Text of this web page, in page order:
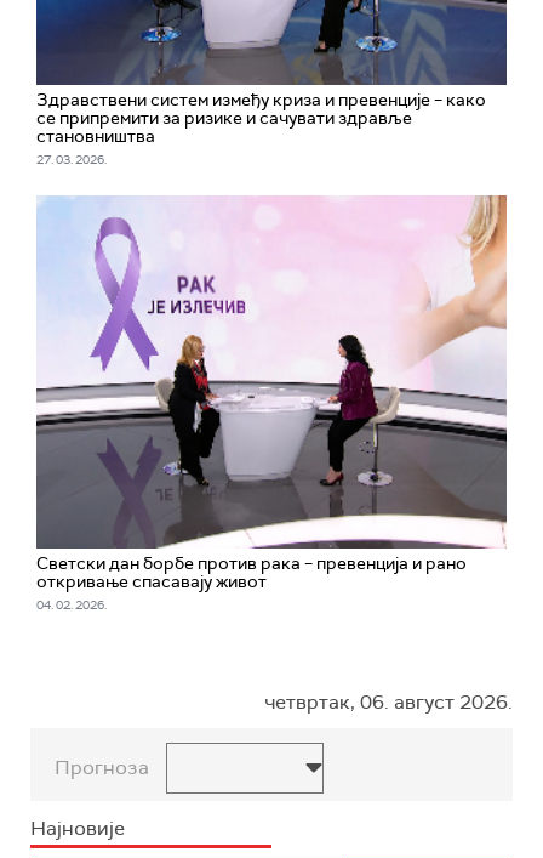
Здравствени систем између криза и превенције – како
се припремити за ризике и сачувати здравље
становништва
27. 03. 2026.
Светски дан борбе против рака – превенција и рано
откривање спасавају живот
04. 02. 2026.
четвртак, 06. август 2026.
Прогноза
Најновије